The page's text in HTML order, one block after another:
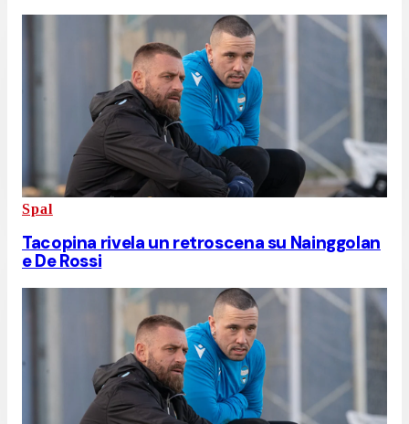
Spal
Tacopina rivela un retroscena su Nainggolan
e De Rossi